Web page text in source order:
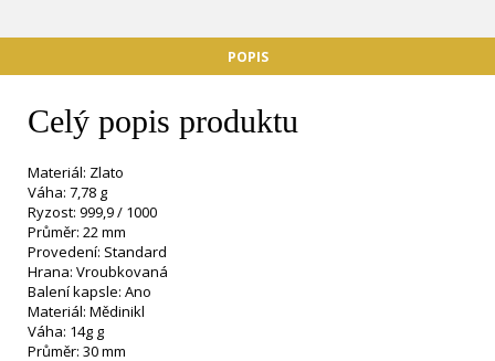
POPIS
Celý popis produktu
Materiál: Zlato
Váha: 7,78 g
Ryzost: 999,9 / 1000
Průměr: 22 mm
Provedení: Standard
Hrana: Vroubkovaná
Balení kapsle: Ano
Materiál: Mědinikl
Váha: 14g g
Průměr: 30 mm